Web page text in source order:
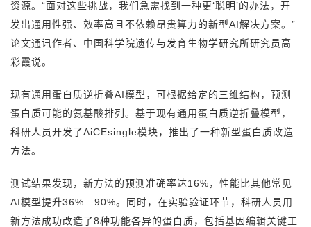
资源。“面对这些挑战，我们急需找到一种更‘聪明’的办法，开
发出通用性强、效率高且不依赖昂贵算力的新型AI解决方案。”
论文通讯作者、中国科学院遗传与发育生物学研究所研究员高
彩霞说。
现有通用蛋白质逆折叠AI模型，可根据给定的三维结构，预测
蛋白质可能的氨基酸排列。基于现有通用蛋白质逆折叠模型，
科研人员开发了AiCEsingle模块，推出了一种新型蛋白质改造
方法。
测试结果发现，新方法的预测准确率达16%，性能比其他常见
AI模型提升36%—90%。同时，在实验验证环节，科研人员用
新方法成功改造了8种功能各异的蛋白质，包括基因编辑关键工